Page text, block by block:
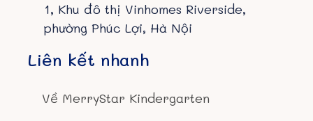
1, Khu đô thị Vinhomes Riverside,
phường Phúc Lợi, Hà Nội
Liên kết nhanh
Về MerryStar Kindergarten